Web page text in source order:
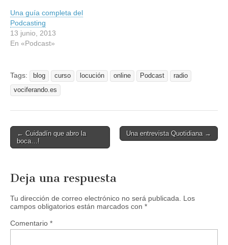
r
t
i
r
e
n
t
e
r
(
e
r
e
e
n
v
e
t
a
n
n
u
r
t
r
e
n
e
b
o
o
k
S
b
r
e
a
v
n
t
a
n
Una guía completa del
Podcasting
13 junio, 2013
En «Podcast»
Tags: blog curso locución online Podcast
radio
vociferando.es
Post
navigation
← Cuidadín que abro la
boca…!
Una entrevista Quotidiana →
Deja una respuesta
Tu dirección de correo electrónico no será publicada.
Los
campos obligatorios están marcados con *
Comentario *